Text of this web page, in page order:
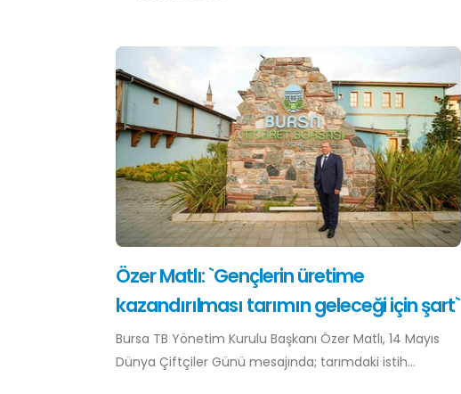
Özer Matlı: `Gençlerin üretime
kazandırılması tarımın geleceği için şart`
Bursa TB Yönetim Kurulu Başkanı Özer Matlı, 14 Mayıs
Dünya Çiftçiler Günü mesajında; tarımdaki istih...